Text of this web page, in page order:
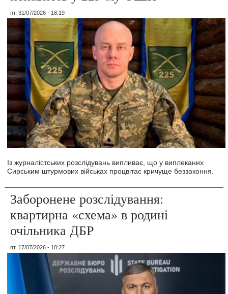
пт, 31/07/2026 - 18:19
Із журналістських розслідувань випливає, що у виплеканих
Сирським штурмових військах процвітає кричуще беззаконня.
Заборонене розслідування:
квартирна «схема» в родині
очільника ДБР
пт, 17/07/2026 - 18:27